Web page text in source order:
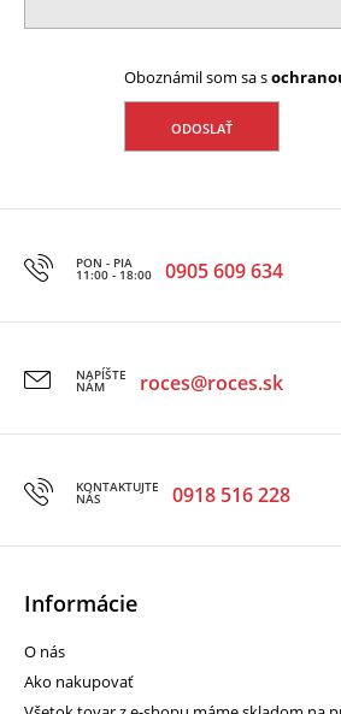
Oboznámil som sa s
PON - PIA
11:00 - 18:00 0905 609 634
NAPÍŠTE
NÁM roces@roces.sk
KONTAKTUJTE
NÁS 0918 516 228
Informácie
O nás
Ako nakupovať